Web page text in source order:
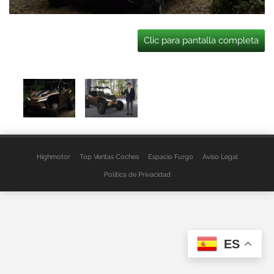
Clic para pantalla completa
Highmotor Top Ventas Coches Espacio Furgo Aviso Legal
Política de Privacidad
ES